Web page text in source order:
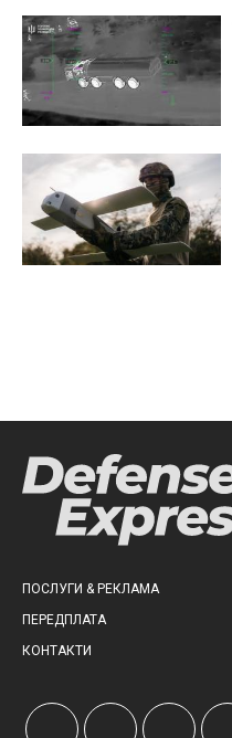
ПОСЛУГИ & РЕКЛАМА
ПЕРЕДПЛАТА
КОНТАКТИ